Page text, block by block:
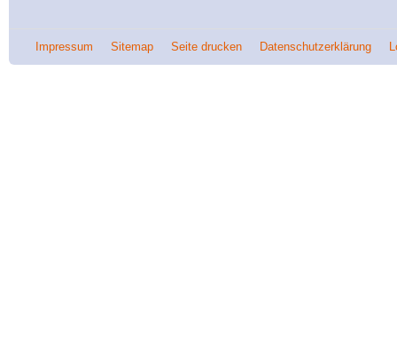
Impressum Sitemap Seite drucken Datenschutzerklärung